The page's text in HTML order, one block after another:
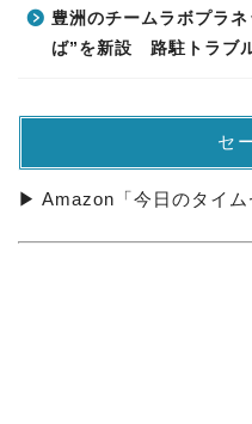
豊洲のチームラボプラ
ば”を新設 路駐トラブ
セ
▶ Amazon「今日のタイム